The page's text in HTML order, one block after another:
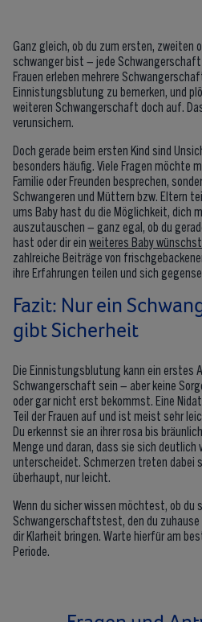
Ganz gleich, ob du zum ersten, zweiten
schwanger bist – jede
Frauen erleben mehrere
Einnistungsblutung zu bemerken, und
weiteren Schwangerschaft doch auf.
verunsichern.
Doch gerade beim ersten Kind sind
besonders häufig. Viele Fragen möchte
Familie oder Freunden besprechen,
Schwangeren und Müttern bzw. Eltern
ums Baby hast du die Möglichkeit, dich
auszutauschen – ganz egal, ob du
hast oder dir ein weiteres Baby wünschst
zahlreiche Beiträge von
ihre Erfahrungen teilen und sich
Fazit: Nur ein
gibt Sicherheit
Die Einnistungsblutung kann ein erstes
Schwangerschaft sein – aber keine
oder gar nicht erst bekommst. Eine
Teil der Frauen auf und ist meist sehr
Du erkennst sie an ihrer rosa bis
Menge und daran, dass sie sich deutlich
unterscheidet. Schmerzen treten dabei
überhaupt, nur leicht.
Wenn du sicher wissen möchtest, ob du
Schwangerschaftstest, den du
dir Klarheit bringen. Warte hierfür am
Periode.